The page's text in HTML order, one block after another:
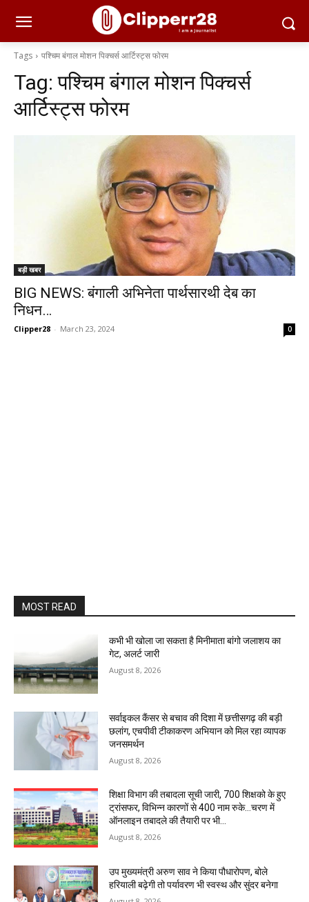
Tags पश्चिम बंगाल मोशन पिक्चर्स आर्टिस्ट्स फोरम
Tag:पश्चिम बंगाल मोशन पिक्चर्स
आर्टिस्ट्स फोरम
बड़ी खबर
BIG NEWS: बंगाली अभिनेता पार्थसारथी देब का
निधन…
Clipper28 - March 23, 2024 0
MOST READ
कभी भी खोला जा सकता है मिनीमाता बांगो जलाशय का
गेट, अलर्ट जारी
August 8, 2026
सर्वाइकल कैंसर से बचाव की दिशा में छत्तीसगढ़ की बड़ी
छलांग, एचपीवी टीकाकरण अभियान को मिल रहा व्यापक
जनसमर्थन
August 8, 2026
शिक्षा विभाग की तबादला सूची जारी, 700 शिक्षको के हुए
ट्रांसफर, विभिन्न कारणों से 400 नाम रुके…चरण में
ऑनलाइन तबादले की तैयारी पर भी...
August 8, 2026
उप मुख्यमंत्री अरुण साव ने किया पौधारोपण, बोले
हरियाली बढ़ेगी तो पर्यावरण भी स्वस्थ और सुंदर बनेगा